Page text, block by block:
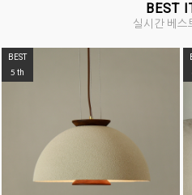
BEST
실시간 베스
BEST
5 th